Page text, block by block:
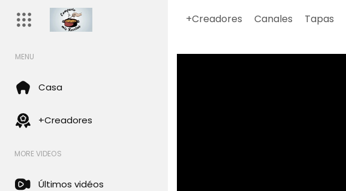
+Creadores Canales Tapas
MENU
Casa
+Creadores
MORE VIDEOS
Últimos vidéos